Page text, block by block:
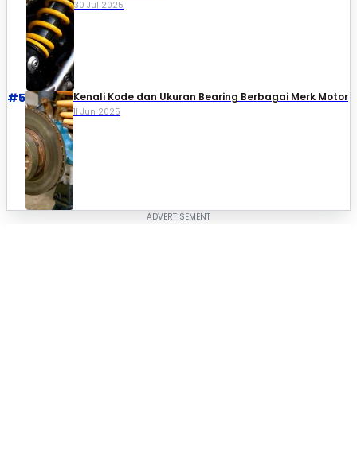
30 Jul 2025
#5 Kenali Kode dan Ukuran Bearing Berbagai Merk Motor
11 Jun 2025